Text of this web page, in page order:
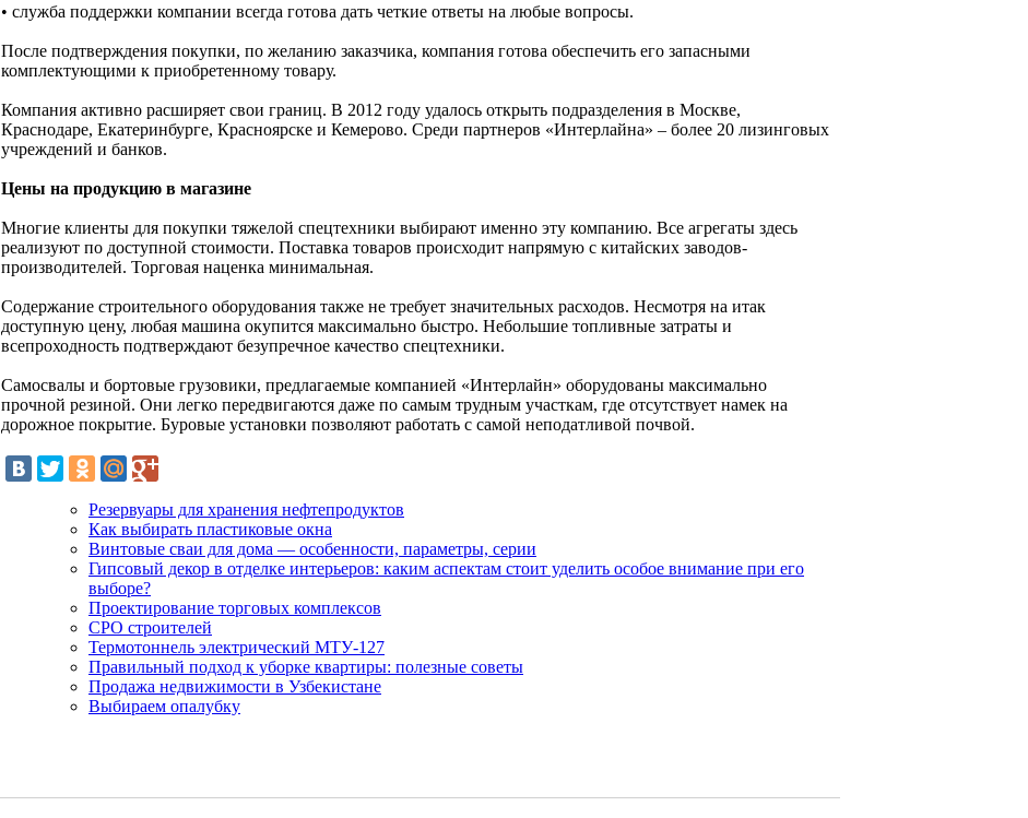
• служба поддержки компании всегда готова дать четкие ответы на любые вопросы.
После подтверждения покупки, по желанию заказчика, компания готова обеспечить его запасными
комплектующими к приобретенному товару.
Компания активно расширяет свои границ. В 2012 году удалось открыть подразделения в Москве,
Краснодаре, Екатеринбурге, Красноярске и Кемерово. Среди партнеров «Интерлайна» – более 20 лизинговых
учреждений и банков.
Цены на продукцию в магазине
Многие клиенты для покупки тяжелой спецтехники выбирают именно эту компанию. Все агрегаты здесь
реализуют по доступной стоимости. Поставка товаров происходит напрямую с китайских заводов-
производителей. Торговая наценка минимальная.
Содержание строительного оборудования также не требует значительных расходов. Несмотря на итак
доступную цену, любая машина окупится максимально быстро. Небольшие топливные затраты и
всепроходность подтверждают безупречное качество спецтехники.
Самосвалы и бортовые грузовики, предлагаемые компанией «Интерлайн» оборудованы максимально
прочной резиной. Они легко передвигаются даже по самым трудным участкам, где отсутствует намек на
дорожное покрытие. Буровые установки позволяют работать с самой неподатливой почвой.
Резервуары для хранения нефтепродуктов
Как выбирать пластиковые окна
Винтовые сваи для дома — особенности, параметры, серии
Гипсовый декор в отделке интерьеров: каким аспектам стоит уделить особое внимание при его
выборе?
Проектирование торговых комплексов
СРО строителей
Термотоннель электрический МТУ-127
Правильный подход к уборке квартиры: полезные советы
Продажа недвижимости в Узбекистане
Выбираем опалубку